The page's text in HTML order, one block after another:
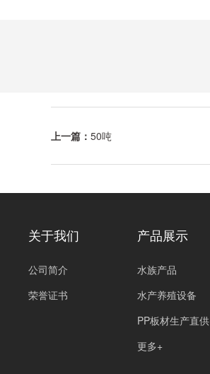
上一篇： 50吨
关于我们
公司简介
荣誉证书
产品展示
水族产品
水产养殖设备
PP板材生产直供
更多+